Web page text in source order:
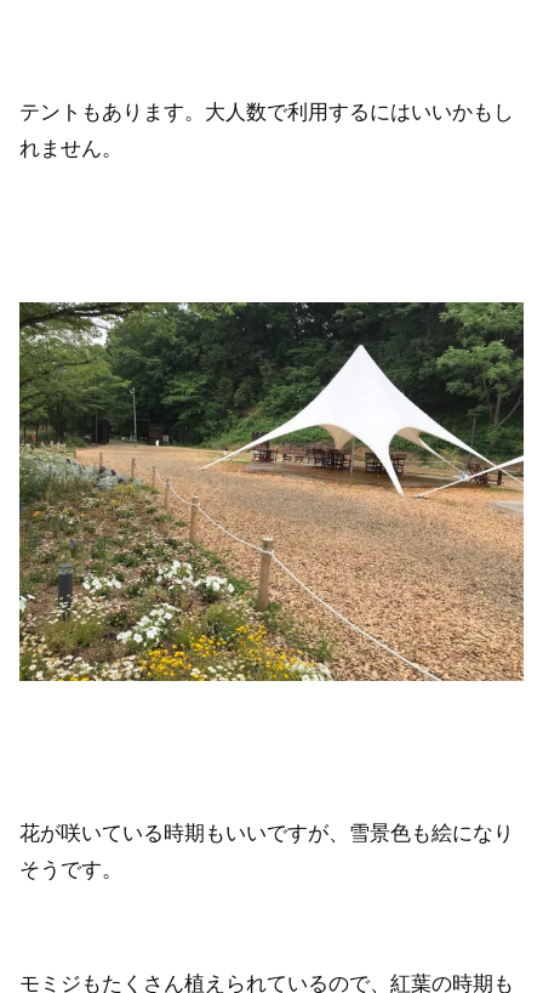
テントもあります。大人数で利用するにはいいかもし
れません。
花が咲いている時期もいいですが、雪景色も絵になり
そうです。
モミジもたくさん植えられているので、紅葉の時期も